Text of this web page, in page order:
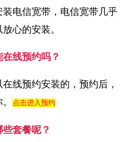
电信宽带，电信宽带几乎
心的安装。
线预约吗？
线预约安装的，预约后，
。点击进入预约
套餐呢？